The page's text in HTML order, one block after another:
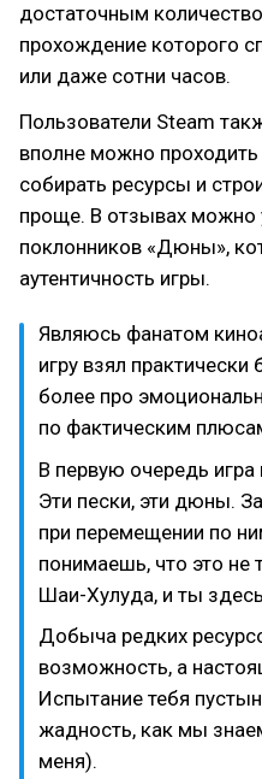
достаточным
прохождение которого
или даже сотни часов.
Пользователи Steam
вполне можно проходить
собирать ресурсы и
проще. В отзывах можно
поклонников «Дюны»,
аутентичность игры.
Являюсь фанатом
игру взял
более про
по фактическим
В первую очередь игра
Эти пески, эти дюны.
при перемещении по
понимаешь, что это не
Шаи-Хулуда, и ты
Добыча редких
возможность, а
Испытание тебя
жадность, как мы
меня).